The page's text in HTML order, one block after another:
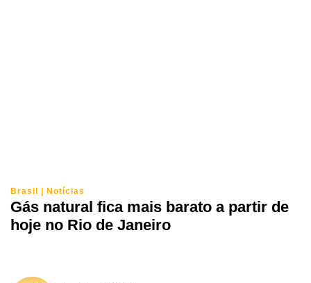
Brasil | Notícias
Gás natural fica mais barato a partir de
hoje no Rio de Janeiro